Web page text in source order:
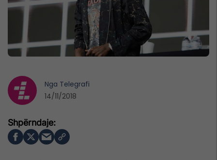
Nga Telegrafi
14/11/2018